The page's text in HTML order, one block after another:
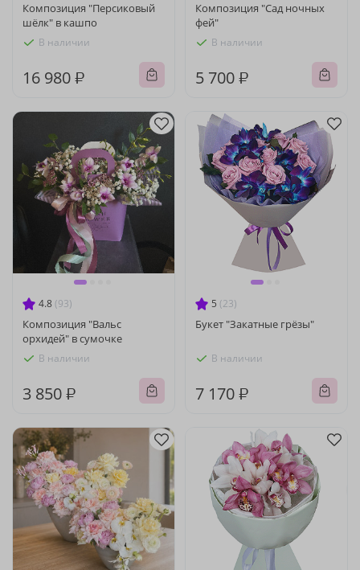
Композиция "Персиковый
шёлк" в кашпо
В наличии
16 980 ₽
Композиция "Сад ночных
фей"
В наличии
5 700 ₽
4.8 (93)
Композиция "Вальс
орхидей" в сумочке
В наличии
3 850 ₽
5 (23)
Букет "Закатные грёзы"
В наличии
7 170 ₽